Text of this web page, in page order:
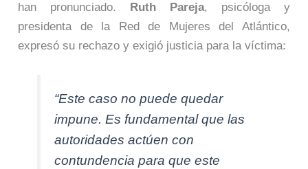
han pronunciado.
Ruth Pareja, psicóloga y
presidenta de la Red de Mujeres del Atlántico,
expresó su rechazo y exigió justicia para la víctima:
“Este caso no puede quedar
impune. Es fundamental que las
autoridades actúen con
contundencia para que este